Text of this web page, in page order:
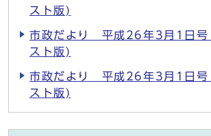
スト版)
市政だより 平成26年3月1日
スト版)
市政だより 平成26年3月1日
スト版)